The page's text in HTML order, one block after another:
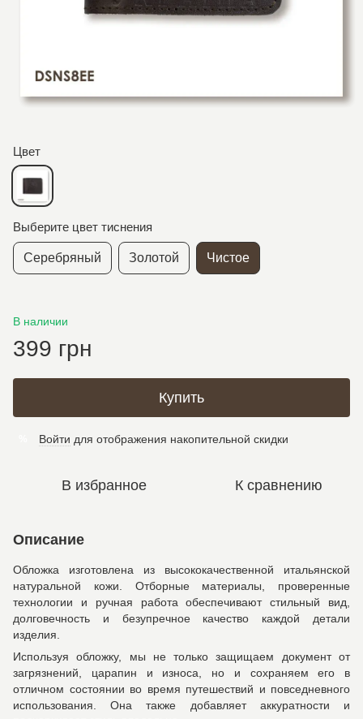
Цвет
Выберите цвет тиснения
Серебряный Золотой Чистое
В наличии
399 грн
Купить
Войти для отображения накопительной скидки
В избранное К сравнению
Описание
Обложка изготовлена из высококачественной итальянской
натуральной кожи. Отборные материалы, проверенные
технологии и ручная работа обеспечивают стильный вид,
долговечность и безупречное качество каждой детали
изделия.
Используя обложку, мы не только защищаем документ от
загрязнений, царапин и износа, но и сохраняем его в
отличном состоянии во время путешествий и повседневного
использования. Она также добавляет аккуратности и